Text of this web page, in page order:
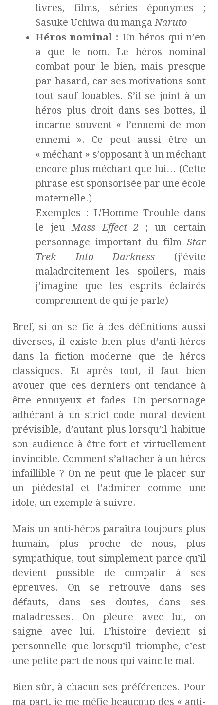
livres, films, séries éponymes ;
Sasuke Uchiwa du mangaNaruto
Héros nominal : Un héros qui n’en
a que le nom. Le héros nominal
combat pour le bien, mais presque
par hasard, car ses motivations sont
tout sauf louables. S’il se joint à un
héros plus droit dans ses bottes, il
incarne souvent « l’ennemi de mon
ennemi ». Ce peut aussi être un
« méchant » s’opposant à un méchant
encore plus méchant que lui… (Cette
phrase est sponsorisée par une école
maternelle.)
Exemples : L’Homme Trouble dans
le jeuMass Effect 2 ; un certain
personnage important du film Star
Trek Into Darkness (j’évite
maladroitement les spoilers, mais
j’imagine que les esprits éclairés
comprennent de qui je parle)
Bref, si on se fie à des définitions aussi
diverses, il existe bien plus d’anti-héros
dans la fiction moderne que de héros
classiques. Et après tout, il faut bien
avouer que ces derniers ont tendance à
être ennuyeux et fades. Un personnage
adhérant à un strict code moral devient
prévisible, d’autant plus lorsqu’il habitue
son audience à être fort et virtuellement
invincible. Comment s’attacher à un héros
infaillible ? On ne peut que le placer sur
un piédestal et l’admirer comme une
idole, un exemple à suivre.
Mais un anti-héros paraîtra toujours plus
humain, plus proche de nous, plus
sympathique, tout simplement parce qu’il
devient possible de compatir à ses
épreuves. On se retrouve dans ses
défauts, dans ses doutes, dans ses
maladresses. On pleure avec lui, on
saigne avec lui. L’histoire devient si
personnelle que lorsqu’il triomphe, c’est
une petite part de nous qui vainc le mal.
Bien sûr, à chacun ses préférences. Pour
ma part, je me méfie beaucoup des « anti-